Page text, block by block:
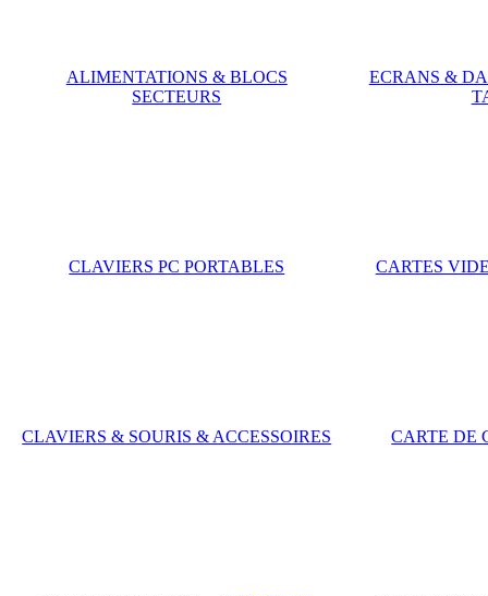
ALIMENTATIONS & BLOCS
SECTEURS
ECRANS &
CLAVIERS PC PORTABLES CARTES
CLAVIERS & SOURIS & ACCESSOIRES CARTE DE